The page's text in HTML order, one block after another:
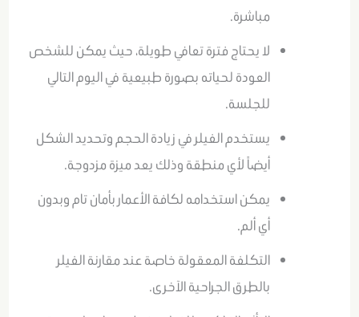
مباشرة.
لا يحتاج فترة تعافي طويلة، حيث يمكن للشخص
العودة لحياته بصورة طبيعية في اليوم التالي
للجلسة.
يستخدم الفيلر في زيادة الحجم وتحديد الشكل
أيضاً لأي منطقة وذلك يعد ميزة مزدوجة.
يمكن استخدامه لكافة الأعمار بأمان تام وبدون
أي ألم.
التكلفة المعقولة خاصة عند مقارنة الفيلر
بالطرق الجراحية الآخرى.